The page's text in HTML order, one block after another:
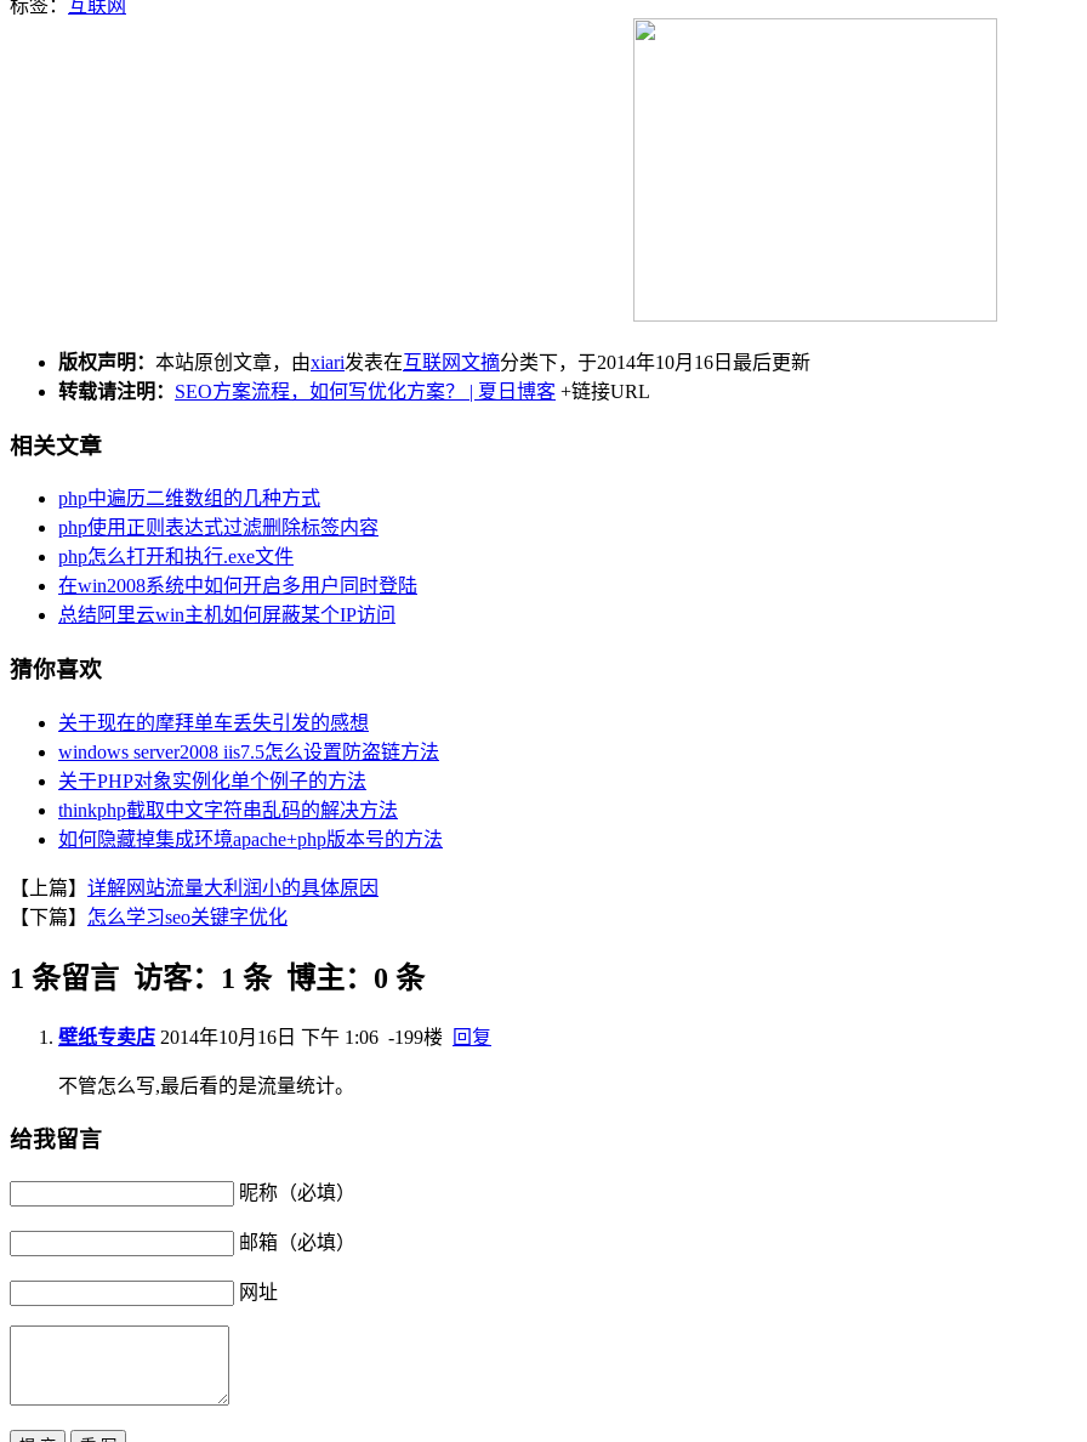
标签： 互联网
版权声明： 本站原创文章，由xiari发表在互联网文摘分类下，于2014年10月16日最后更新
转载请注明： SEO方案流程，如何写优化方案？ | 夏日博客 +链接URL
相关文章
php中遍历二维数组的几种方式
php使用正则表达式过滤删除标签内容
php怎么打开和执行.exe文件
在win2008系统中如何开启多用户同时登陆
总结阿里云win主机如何屏蔽某个IP访问
猜你喜欢
关于现在的摩拜单车丢失引发的感想
windows server2008 iis7.5怎么设置防盗链方法
关于PHP对象实例化单个例子的方法
thinkphp截取中文字符串乱码的解决方法
如何隐藏掉集成环境apache+php版本号的方法
【上篇】 详解网站流量大利润小的具体原因
【下篇】 怎么学习seo关键字优化
1 条留言 访客：1 条 博主：0 条
壁纸专卖店 2014年10月16日 下午 1:06 -199楼 回复
不管怎么写,最后看的是流量统计。
给我留言
昵称（必填）
邮箱（必填）
网址